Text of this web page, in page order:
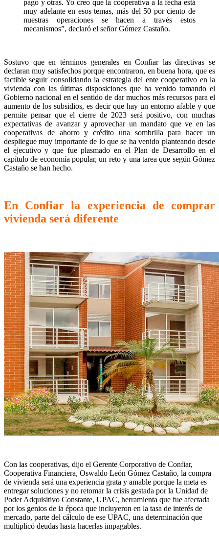
pago y otras. Yo creo que la cooperativa a la fecha está
muy adelante en esos temas, más del 50 por ciento de
nuestras operaciones se hacen a través estos
mecanismos”, declaró el señor Gómez Castaño.
Sostuvo que en términos generales en Confiar las directivas se
declaran muy satisfechos porque encontraron, en buena hora, que es
factible seguir consolidando la estrategia del ente cooperativo en la
vivienda con las últimas disposiciones que ha venido tomando el
Gobierno nacional en el sentido de dar muchos más recursos para el
aumento de los subsidios, es decir que hay un entorno afable y que
permite pensar que el cierre de 2023 será positivo, con muchas
expectativas de avanzar y aprovechar un mandato que ve en las
cooperativas de ahorro y crédito una sombrilla para hacer un
despliegue muy importante de lo que se ha venido planteando desde
el ejecutivo y que fue plasmado en el Plan de Desarrollo en el
capítulo de economía popular, un reto y una tarea que según Gómez
Castaño se han hecho.
En Confiar la experiencia de comprar
vivienda será diferente
Con las cooperativas, dijo el Gerente Corporativo de Confiar,
Cooperativa Financiera, Oswaldo León Gómez Castaño, la compra
de vivienda será una experiencia grata y amable porque la meta es
entregar soluciones y no retomar la crisis gestada por la Unidad de
Poder Adquisitivo Constante, UPAC, herramienta que fue afectada
por los genios de la época que incluyeron en la tasa de interés de
mercado, parte del cálculo de ese UPAC, una determinación que
multiplicó deudas hasta hacerlas impagables.